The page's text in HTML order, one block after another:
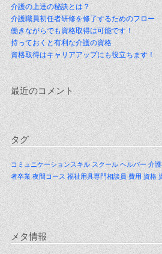
介護の上達の秘訣とは？
介護職員初任者研修を修了するためのフロー
働きながらでも資格取得は可能です！
持っておくと有利な介護の資格
資格取得はキャリアアップにも役立ちます！
最近のコメント
タグ
コミュニケーションスキル スクール ヘルパー 介
者卒業 夜間コース 福祉用具専門相談員 費用 資格
メタ情報